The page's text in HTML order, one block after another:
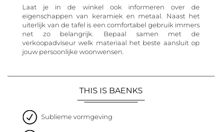
Laat je in de winkel ook informeren over de
eigenschappen van keramiek en metaal. Naast het
uiterlijk van de tafel is een comfortabel gebruik immers
net zo belangrijk. Bepaal samen met de
verkoopadviseur welk materiaal het beste aansluit op
jouw persoonlijke woonwensen.
THIS IS BAENKS
Sublieme vormgeving